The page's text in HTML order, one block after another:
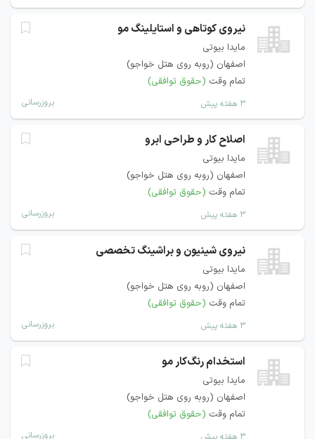
نیروی کوتاهی و استایلینگ مو
مایدا بیوتی
اصفهان (روبه روی هتل خواجو)
تمام وقت (حقوق توافقی)
۳ هفته پیش بروزرسانی
اصلاح کار و طراحی ابرو
مایدا بیوتی
اصفهان (روبه روی هتل خواجو)
تمام وقت (حقوق توافقی)
۳ هفته پیش بروزرسانی
نیروی شینیون و براشینگ تخصصی
مایدا بیوتی
اصفهان (روبه روی هتل خواجو)
تمام وقت (حقوق توافقی)
۳ هفته پیش بروزرسانی
استخدام رنگ‌کار مو
مایدا بیوتی
اصفهان (روبه روی هتل خواجو)
تمام وقت (حقوق توافقی)
بروزرسانی